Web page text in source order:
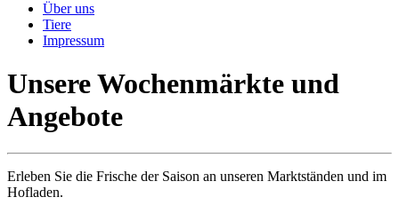
Über uns
Tiere
Impressum
Unsere Wochenmärkte und
Angebote
Erleben Sie die Frische der Saison an unseren Marktständen und im
Hofladen.